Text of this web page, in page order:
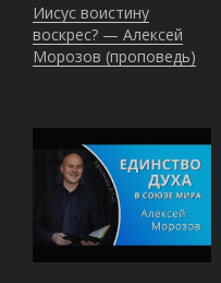
Иисус воистину
воскрес? — Алексей
Морозов (проповедь)